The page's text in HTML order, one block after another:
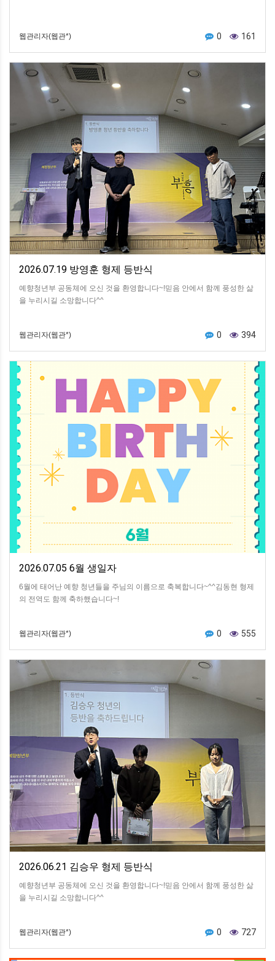
웹관리자(웹관*) 0 161
2026.07.19 방영훈 형제 등반식
예향청년부 공동체에 오신 것을 환영합니다~!믿음 안에서 함께 풍성한 삶
을 누리시길 소망합니다^^
웹관리자(웹관*) 0 394
2026.07.05 6월 생일자
6월에 태어난 예향 청년들을 주님의 이름으로 축복합니다~^^김동현 형제
의 전역도 함께 축하했습니다~!​
웹관리자(웹관*) 0 555
2026.06.21 김승우 형제 등반식
예향청년부 공동체에 오신 것을 환영합니다~!믿음 안에서 함께 풍성한 삶
을 누리시길 소망합니다^^
웹관리자(웹관*) 0 727